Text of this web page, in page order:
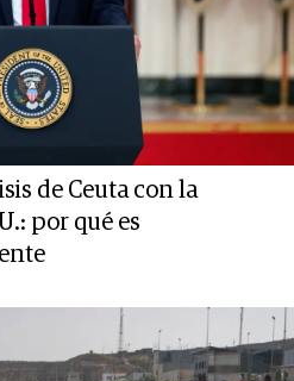
de Ceuta con la
por qué es